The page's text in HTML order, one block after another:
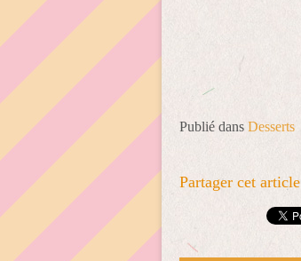
Publié dans Desserts
Partager cet article